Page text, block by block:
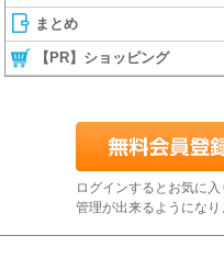
まとめ
【PR】ショッピング
ログインするとお気に
管理が出来るようになり